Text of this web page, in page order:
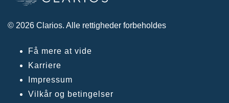
© 2026 Clarios. Alle rettigheder forbeholdes
Få mere at vide
Karriere
Impressum
Vilkår og betingelser